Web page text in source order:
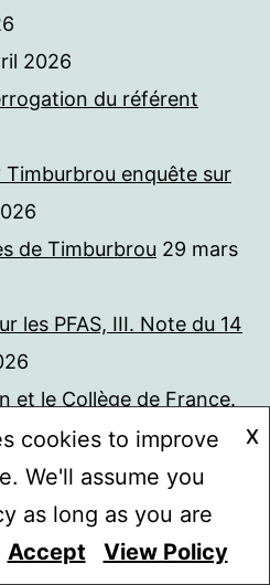
2026
du référent
Timburbrou enquête sur
de Timburbrou 29 mars
les PFAS, III. Note du 14
et le Collège de France.
de documents 24
les PFAS, II. Note du 13
cookies to improve
We'll assume you
as long as you are
X
Accept View Policy
Mode sombre :